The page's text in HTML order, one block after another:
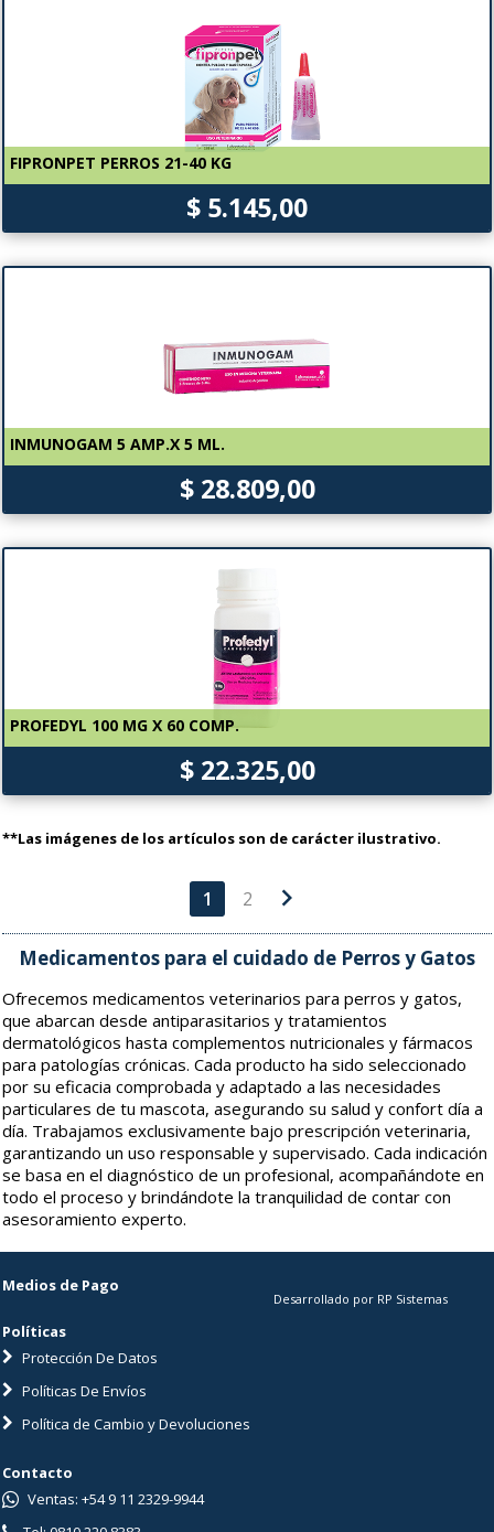
FIPRONPET PERROS 21-40 KG
$ 5.145,00
INMUNOGAM 5 AMP.X 5 ML.
$ 28.809,00
PROFEDYL 100 MG X 60 COMP.
$ 22.325,00
**Las imágenes de los artículos son de carácter ilustrativo.
1 2 chevron_right
Medicamentos para el cuidado de Perros y Gatos
Ofrecemos medicamentos veterinarios para perros y gatos,
que abarcan desde antiparasitarios y tratamientos
dermatológicos hasta complementos nutricionales y fármacos
para patologías crónicas. Cada producto ha sido seleccionado
por su eficacia comprobada y adaptado a las necesidades
particulares de tu mascota, asegurando su salud y confort día a
día. Trabajamos exclusivamente bajo prescripción veterinaria,
garantizando un uso responsable y supervisado. Cada indicación
se basa en el diagnóstico de un profesional, acompañándote en
todo el proceso y brindándote la tranquilidad de contar con
asesoramiento experto.
Medios de Pago
Políticas
Protección De Datos
Políticas De Envíos
Política de Cambio y Devoluciones
Desarrollado por RP Sistemas
Contacto
Ventas: +54 9 11 2329-9944